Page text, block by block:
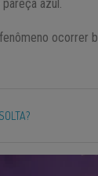
azul.
ocorrer